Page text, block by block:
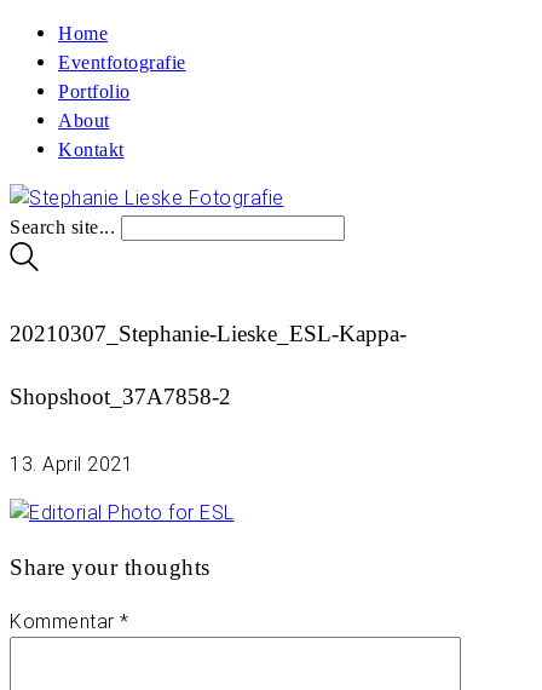
Home
Eventfotografie
Portfolio
About
Kontakt
Search site...
20210307_Stephanie-Lieske_ESL-Kappa-
Shopshoot_37A7858-2
13. April 2021
Share your thoughts
Kommentar *